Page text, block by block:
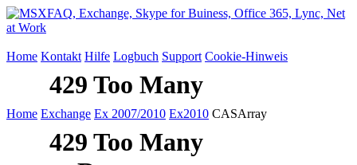
Home Kontakt Hilfe Logbuch Support Cookie-Hinweis
Home Exchange Ex 2007/2010 Ex2010 CASArray